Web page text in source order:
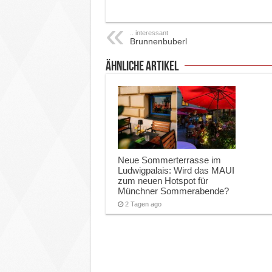
.. interessant
Brunnenbuberl
ähnliche Artikel
Neue Sommerterrasse im
Ludwigpalais: Wird das MAUI
zum neuen Hotspot für
Münchner Sommerabende?
2 Tagen ago